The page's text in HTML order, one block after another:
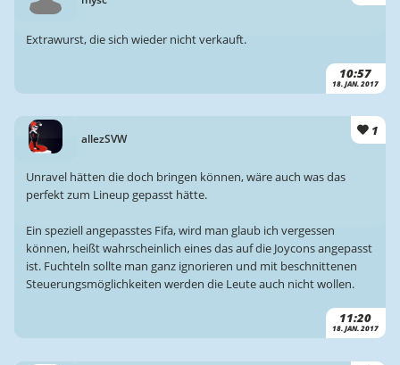
10:57
18. JAN. 2017
Extrawurst, die sich wieder nicht verkauft.
allezSVW
1
11:20
18. JAN. 2017
Unravel hätten die doch bringen können, wäre auch was das
perfekt zum Lineup gepasst hätte.
Ein speziell angepasstes Fifa, wird man glaub ich vergessen
können, heißt wahrscheinlich eines das auf die Joycons angepasst
ist. Fuchteln sollte man ganz ignorieren und mit beschnittenen
Steuerungsmöglichkeiten werden die Leute auch nicht wollen.